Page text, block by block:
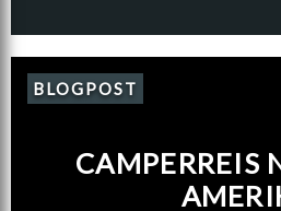
BLOGPOST
CAMPERREIS